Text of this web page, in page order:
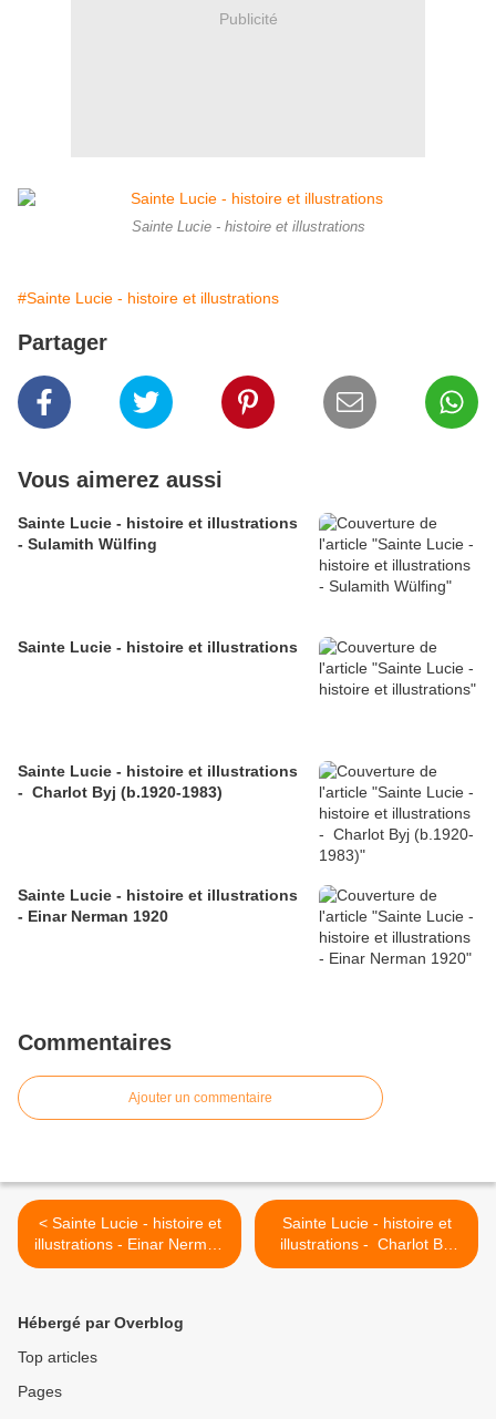
Publicité
Sainte Lucie - histoire et illustrations
#Sainte Lucie - histoire et illustrations
Partager
Vous aimerez aussi
Sainte Lucie - histoire et illustrations
- Sulamith Wülfing
Sainte Lucie - histoire et illustrations
Sainte Lucie - histoire et illustrations
- Charlot Byj (b.1920-1983)
Sainte Lucie - histoire et illustrations
- Einar Nerman 1920
Commentaires
Ajouter un commentaire
< Sainte Lucie - histoire et
illustrations - Einar Nerman
1920
Sainte Lucie - histoire et
illustrations - Charlot Byj
(b.1920-1983) >
Hébergé par Overblog
Top articles
Pages